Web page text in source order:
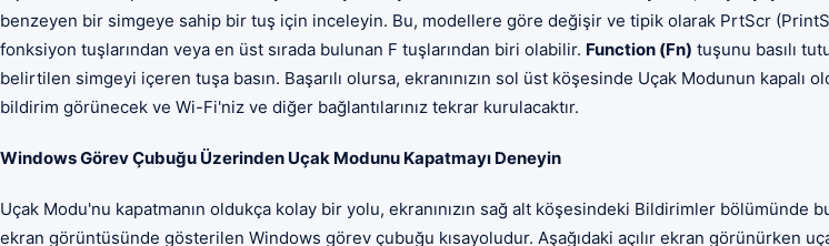
benzeyen bir simgeye sahip bir tuş için inceleyin. Bu, modellere göre değişir ve tipik olarak PrtScr
fonksiyon tuşlarından veya en üst sırada bulunan F tuşlarından biri olabilir. Function (Fn) tuşunu basılı
belirtilen simgeyi içeren tuşa basın. Başarılı olursa, ekranınızın sol üst köşesinde Uçak Modunun kapalı
bildirim görünecek ve Wi-Fi'niz ve diğer bağlantılarınız tekrar kurulacaktır.
Windows Görev Çubuğu Üzerinden Uçak Modunu Kapatmayı Deneyin
Uçak Modu'nu kapatmanın oldukça kolay bir yolu, ekranınızın sağ alt köşesindeki Bildirimler bölümünde
ekran görüntüsünde gösterilen Windows görev çubuğu kısayoludur. Aşağıdaki açılır ekran görünürken